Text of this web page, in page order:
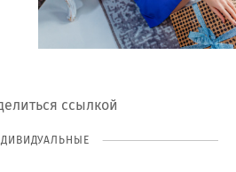
ссылкой